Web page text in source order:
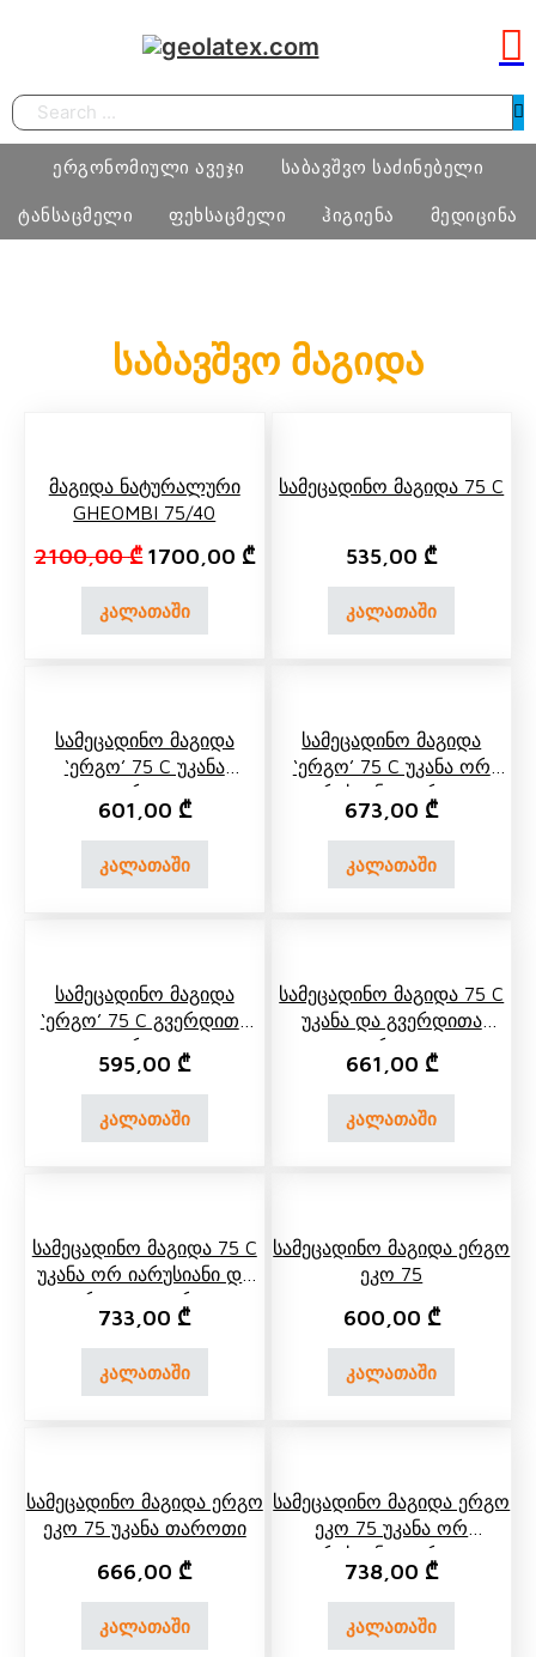
Search
ერგონომიული ავეჯი
ერგონომიული სავარძლები
საბავშვო საძინებელი
მატრასი, თეთრეული
განათება, ხალიჩა
ტანსაცმელი
ნატურალური შალის პროდუქცია
ფეხსაცმელი ჰიგიენა
მასაჟის გელი
მედიცინა
საბავშვო მაგიდა
Მაგიდა Ნატურალური
GHEOMBI 75/40
2100,00₾ Original price was: 2100,00 ₾.
1700,00 ₾Current price is: 1700,00 ₾.
კალათაში
Სამეცადინო Მაგიდა 75 C
535,00 ₾
კალათაში
Სამეცადინო Მაგიდა
‘ერგო’ 75 C Უკანა
Თაროთი
601,00 ₾
კალათაში
Სამეცადინო Მაგიდა
‘ერგო’ 75 C Უკანა Ორ
Იარუსიანი Თაროთი
673,00 ₾
კალათაში
Სამეცადინო Მაგიდა
‘ერგო’ 75 C Გვერდითა
Თაროთი
595,00 ₾
კალათაში
Სამეცადინო Მაგიდა 75 C
Უკანა Და Გვერდითა
Თაროთი
661,00 ₾
კალათაში
Სამეცადინო Მაგიდა 75 C
Უკანა Ორ Იარუსიანი Და
Გვერდითა Თაროთი
733,00 ₾
კალათაში
Სამეცადინო Მაგიდა Ერგო
Ეკო 75
600,00 ₾
კალათაში
Სამეცადინო Მაგიდა Ერგო
Ეკო 75 Უკანა Თაროთი
666,00 ₾
კალათაში
Სამეცადინო Მაგიდა Ერგო
Ეკო 75 Უკანა Ორ
Იარუსიანი Თაროთი
738,00 ₾
კალათაში